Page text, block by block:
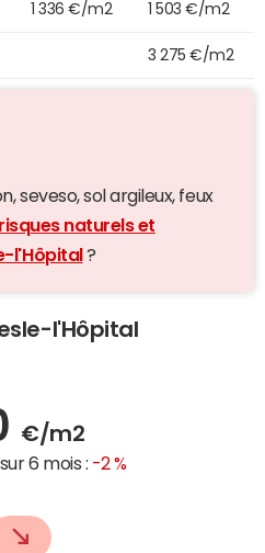
1 336 €/m2 1 503 €/m2
3 275 €/m2
seveso, sol argileux, feux
risques naturels et
l'Hôpital ?
l'Hôpital
€/m2
6 mois : -2 %